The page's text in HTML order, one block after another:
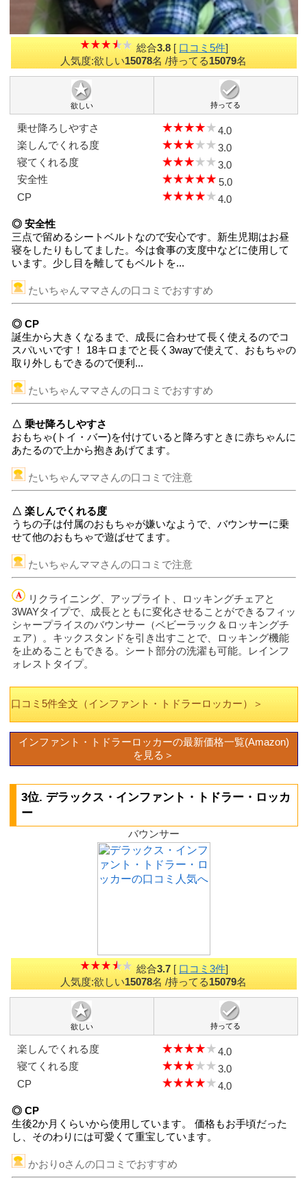
総合3.8[口コミ5件]
人気度:欲しい15078名 /持ってる15079名
欲しい 持ってる
乗せ降ろしやすさ
4.0
楽しんでくれる度
3.0
寝てくれる度
3.0
安全性
5.0
CP
4.0
◎ 安全性
三点で留めるシートベルトなので安心です。新生児期はお昼
寝をしたりもしてました。今は食事の支度中などに使用して
います。少し目を離してもベルトを...
たいちゃんママさんの口コミでおすすめ
◎ CP
誕生から大きくなるまで、成長に合わせて長く使えるのでコ
スパいいです！ 18キロまでと長く3wayで使えて、おもちゃの
取り外しもできるので便利...
たいちゃんママさんの口コミでおすすめ
△ 乗せ降ろしやすさ
おもちゃ(トイ・バー)を付けていると降ろすときに赤ちゃんに
あたるので上から抱きあげてます。
たいちゃんママさんの口コミで注意
△ 楽しんでくれる度
うちの子は付属のおもちゃが嫌いなようで、バウンサーに乗
せて他のおもちゃで遊ばせてます。
たいちゃんママさんの口コミで注意
リクライニング、アップライト、ロッキングチェアと
3WAYタイプで、成長とともに変化させることができるフィッ
シャープライスのバウンサー（ベビーラック＆ロッキングチ
ェア）。キックスタンドを引き出すことで、ロッキング機能
を止めることもできる。シート部分の洗濯も可能。レインフ
ォレストタイプ。
口コミ5件全文（インファント・トドラーロッカー）＞
インファント・トドラーロッカーの最新価格一覧(Amazon)
を見る＞
3位. デラックス・インファント・トドラー・ロッカ
ー
バウンサー
総合3.7[口コミ3件]
人気度:欲しい15078名 /持ってる15079名
欲しい 持ってる
楽しんでくれる度
4.0
寝てくれる度
3.0
CP
4.0
◎ CP
生後2か月くらいから使用しています。 価格もお手頃だった
し、そのわりには可愛くて重宝しています。
かおりoさんの口コミでおすすめ